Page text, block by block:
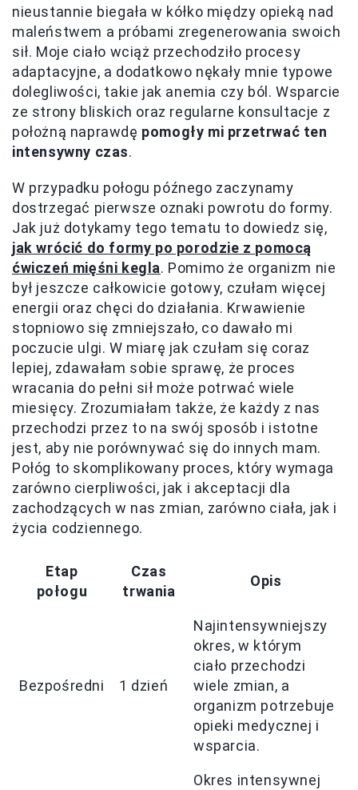
nieustannie biegała w kółko między opieką nad
maleństwem a próbami zregenerowania swoich
sił. Moje ciało wciąż przechodziło procesy
adaptacyjne, a dodatkowo nękały mnie typowe
dolegliwości, takie jak anemia czy ból. Wsparcie
ze strony bliskich oraz regularne konsultacje z
położną naprawdę pomogły mi przetrwać ten
intensywny czas.
W przypadku połogu późnego zaczynamy
dostrzegać pierwsze oznaki powrotu do formy.
Jak już dotykamy tego tematu to dowiedz się,
jak wrócić do formy po porodzie z pomocą
ćwiczeń mięśni kegla. Pomimo że organizm nie
był jeszcze całkowicie gotowy, czułam więcej
energii oraz chęci do działania. Krwawienie
stopniowo się zmniejszało, co dawało mi
poczucie ulgi. W miarę jak czułam się coraz
lepiej, zdawałam sobie sprawę, że proces
wracania do pełni sił może potrwać wiele
miesięcy. Zrozumiałam także, że każdy z nas
przechodzi przez to na swój sposób i istotne
jest, aby nie porównywać się do innych mam.
Połóg to skomplikowany proces, który wymaga
zarówno cierpliwości, jak i akceptacji dla
zachodzących w nas zmian, zarówno ciała, jak i
życia codziennego.
Etap
połogu
Czas
trwania
Opis
Bezpośredni 1 dzień
Najintensywniejszy
okres, w którym
ciało przechodzi
wiele zmian, a
organizm potrzebuje
opieki medycznej i
wsparcia.
Okres intensywnej